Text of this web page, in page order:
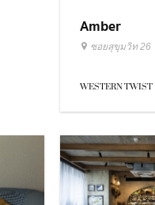
Amber
ซอยสุขุมวิท 26
WESTERN TWIST